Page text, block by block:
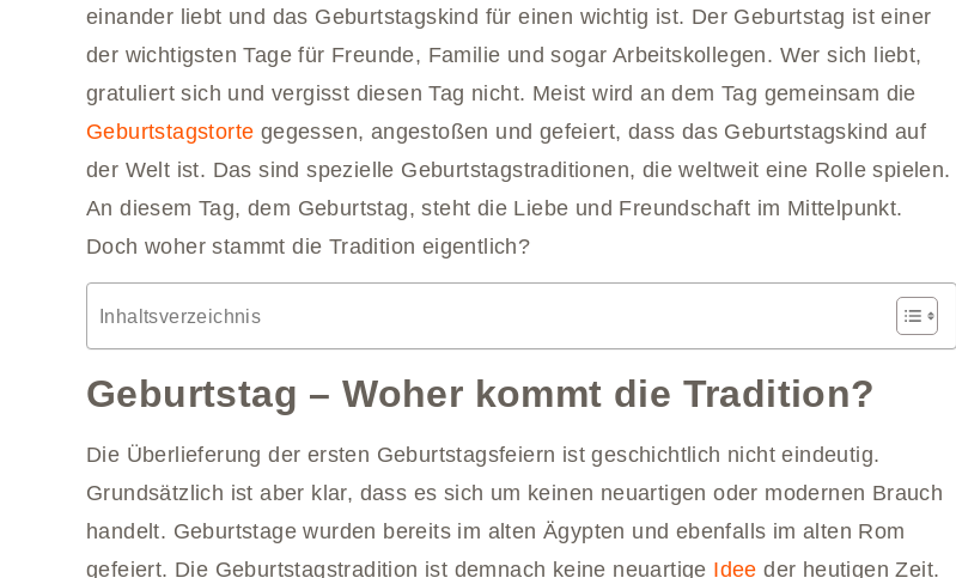
einander liebt und das Geburtstagskind für einen wichtig ist. Der Geburtstag ist einer
der wichtigsten Tage für Freunde, Familie und sogar Arbeitskollegen. Wer sich liebt,
gratuliert sich und vergisst diesen Tag nicht. Meist wird an dem Tag gemeinsam die
Geburtstagstorte gegessen, angestoßen und gefeiert, dass das Geburtstagskind auf
der Welt ist. Das sind spezielle Geburtstagstraditionen, die weltweit eine Rolle spielen.
An diesem Tag, dem Geburtstag, steht die Liebe und Freundschaft im Mittelpunkt.
Doch woher stammt die Tradition eigentlich?
Inhaltsverzeichnis
Geburtstag – Woher kommt die Tradition?
Die Überlieferung der ersten Geburtstagsfeiern ist geschichtlich nicht eindeutig.
Grundsätzlich ist aber klar, dass es sich um keinen neuartigen oder modernen Brauch
handelt. Geburtstage wurden bereits im alten Ägypten und ebenfalls im alten Rom
gefeiert. Die Geburtstagstradition ist demnach keine neuartige Idee der heutigen Zeit.